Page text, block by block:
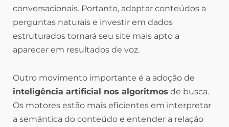
conversacionais. Portanto, adaptar conteúdos a
perguntas naturais e investir em dados
estruturados tornará seu site mais apto a
aparecer em resultados de voz.
Outro movimento importante é a adoção de
inteligência artificial nos algoritmos de busca.
Os motores estão mais eficientes em interpretar
a semântica do conteúdo e entender a relação